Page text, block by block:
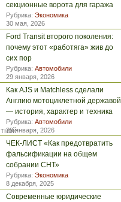
секционные ворота для гаража
Рубрика: Экономика
30 мая, 2026
Ford Transit второго поколения:
почему этот «работяга» жив до
сих пор
Рубрика: Автомобили
29 января, 2026
Как AJS и Matchless сделали
Англию мотоциклетной державой
— история, характер и техника
Рубрика: Автомобили
29 января, 2026
ЧЕК-ЛИСТ «Как предотвратить
фальсификации на общем
собрании СНТ»
Рубрика: Экономика
8 декабря, 2025
Современные юридические